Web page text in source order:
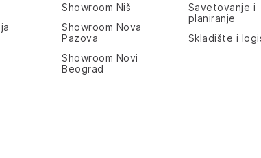
Showroom Niš
Showroom Nova
Pazova
Showroom Novi
Beograd
Savetovanje i
planiranje
Skladište i